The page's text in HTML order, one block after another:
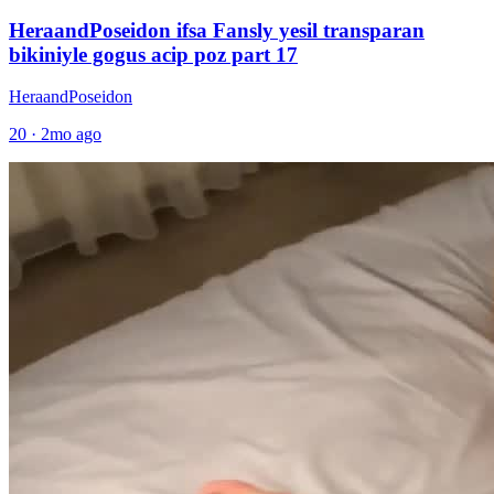
HeraandPoseidon ifsa Fansly yesil transparan
bikiniyle gogus acip poz part 17
HeraandPoseidon
20 · 2mo ago